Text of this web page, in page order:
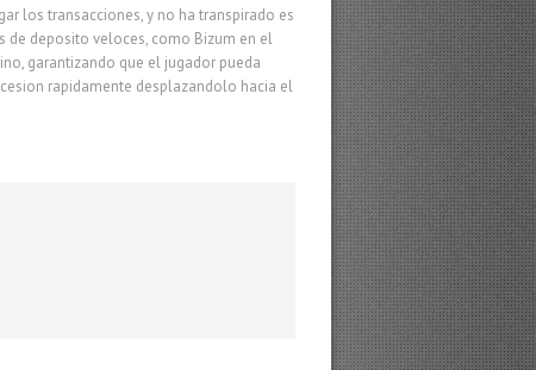
los transacciones, y no ha transpirado es
de deposito veloces, como Bizum en el
garantizando que el jugador pueda
rapidamente desplazandolo hacia el